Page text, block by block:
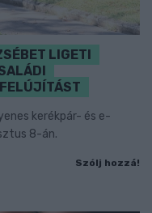
LIGETI
FELÚJÍTÁST
kerékpár- és e-
8-án.
Szólj hozzá!